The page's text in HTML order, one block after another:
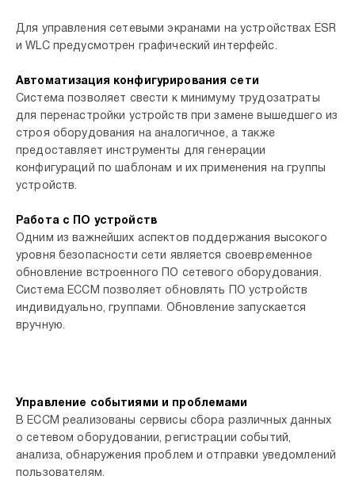
Для управления сетевыми экранами на устройствах ESR
и WLC предусмотрен графический интерфейс.
Автоматизация конфигурирования сети
Система позволяет свести к минимуму трудозатраты
для перенастройки устройств при замене вышедшего из
строя оборудования на аналогичное, а также
предоставляет инструменты для генерации
конфигураций по шаблонам и их применения на группы
устройств.
Работа с ПО устройств
Одним из важнейших аспектов поддержания высокого
уровня безопасности сети является своевременное
обновление встроенного ПО сетевого оборудования.
Система ECCM позволяет обновлять ПО устройств
индивидуально, группами. Обновление запускается
вручную.
Управление событиями и проблемами
В ECCM реализованы сервисы сбора различных данных
о сетевом оборудовании, регистрации событий,
анализа, обнаружения проблем и отправки уведомлений
пользователям.